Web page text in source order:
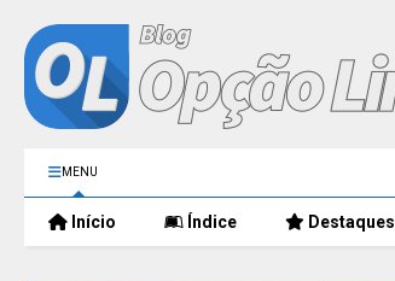
MENU
Início Índice Destaques